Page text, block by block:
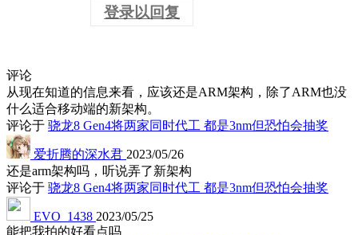
登录以回复
评论
从现在知道的信息来看，应该还是ARM架构，除了ARM也没
什么适合移动端的新架构。
评论于 骁龙8 Gen4将两家同时代工 都是3nm但恐怕会抽奖
爱折腾的深水君 2023/05/26
还是arm架构吗，听说弄了新架构
评论于 骁龙8 Gen4将两家同时代工 都是3nm但恐怕会抽奖
EVO_1438 2023/05/25
能把我拍的好看点吗